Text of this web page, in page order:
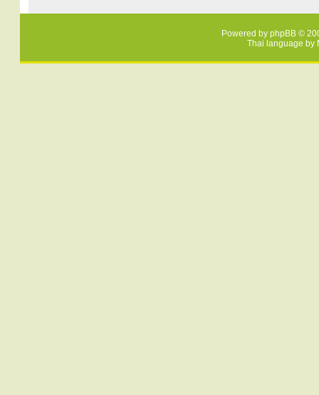
Powered by phpBB ©
Thai language by